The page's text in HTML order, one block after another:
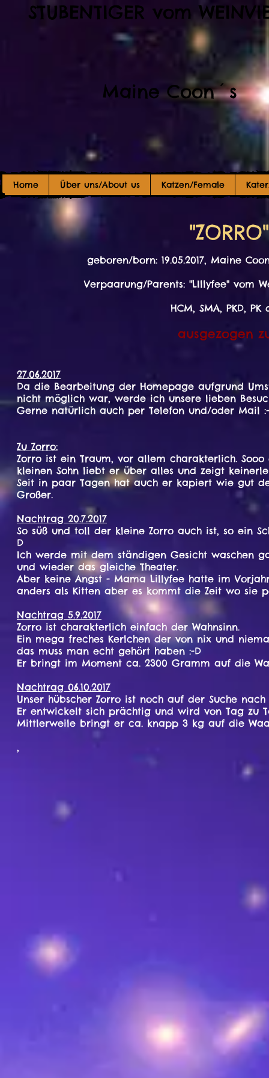
STUBENTIGER vom
Maine Coon´s
Home Über uns/About us Katzen/Female
geboren/born: 19.05.2017, Maine
Verpaarung/Parents: "LIllyfee" vom
HCM, SMA, PKD,
ausgezogen
27.06.2017
Da die Bearbeitung der Homepage aufgrund
nicht möglich war, werde ich unsere lieben
Gerne natürlich auch per Telefon und/oder Mail
Zu Zorro:
Zorro ist ein Traum, vor allem charakterlich.
kleinen Sohn liebt er über alles und zeigt
Seit in paar Tagen hat auch er kapiert wie gut
Großer.
Nachtrag 20.7.2017
So süß und toll der kleine Zorro auch ist, so ein
D
Ich werde mit dem ständigen Gesicht waschen
und wieder das gleiche Theater.
Aber keine Angst - Mama Lillyfee hatte im
anders als Kitten aber es kommt die Zeit wo sie
Nachtrag 5.9.2017
Zorro ist charakterlich einfach der Wahnsinn.
Ein mega freches Kerlchen der von nix und
das muss man echt gehört haben :-D
Er bringt im Moment ca. 2300 Gramm auf die
Nachtrag 06.10.2017
Unser hübscher Zorro ist noch auf der Suche
Er entwickelt sich prächtig und wird von Tag zu
Mittlerweile bringt er ca. knapp 3 kg auf die
,